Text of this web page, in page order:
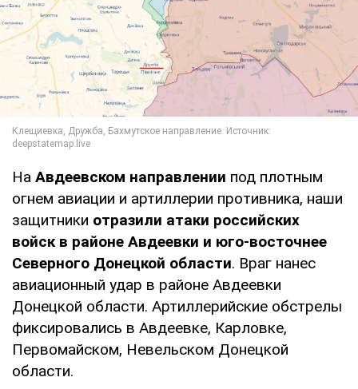
На Авдеевском направлении под плотным
огнем авиации и артиллерии противника, наши
защитники отразили атаки российских
войск в районе Авдеевки и юго-восточнее
Северного Донецкой области. Враг нанес
авиационный удар в районе Авдеевки
Донецкой области. Артиллерийские обстрелы
фиксировались в Авдеевке, Карловке,
Первомайском, Невельском Донецкой
области.